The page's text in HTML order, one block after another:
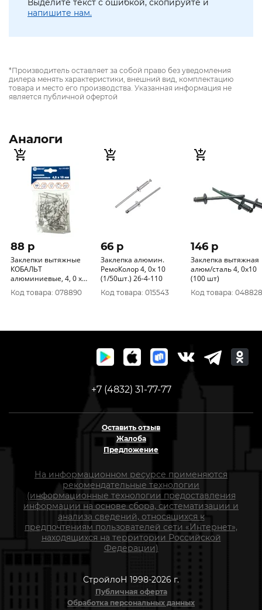
Выделите текст с ошибкой, скопируйте и
напишите нам.
*Производитель оставляет за собой право без уведомления
дилера менять характеристики, внешний вид, комплектацию
товара и место его производства. Указанная информация не
является публичной офертой
Аналоги
88 p
Заклепки вытяжные
КОБАЛЬТ
алюминиевые, 4, 0 х
10 мм (50 шт.) пакет
910-829
Код товара: 078890
66 p
Заклепка алюмин.
РемоКолор 4, 0х 10
(1/50шт.) 26-4-110
Код товара: 015543
146 p
Заклепка вытяжная
алюм/сталь 4, 0x10
(100 шт)
Код товара: 048828
+7 (4832) 31-77-77
Оставить отзыв
Жалоба
Предложение
На информационном ресурсе применяются
рекомендательные технологии
(информационные технологии предоставления
информации на основе сбора, систематизации и
анализа сведений, относящихся к
предпочтениям пользователей сети «Интернет»,
находящихся на территории Российской
Федерации)
СтройлоН 1998-2026 г.
Публичная оферта
Обработка персональных данных